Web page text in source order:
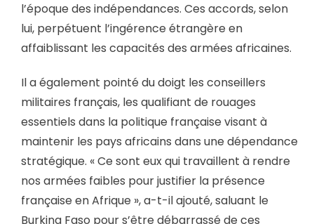
l’époque des indépendances. Ces accords, selon
lui, perpétuent l’ingérence étrangère en
affaiblissant les capacités des armées africaines.
Il a également pointé du doigt les conseillers
militaires français, les qualifiant de rouages
essentiels dans la politique française visant à
maintenir les pays africains dans une dépendance
stratégique. « Ce sont eux qui travaillent à rendre
nos armées faibles pour justifier la présence
française en Afrique », a-t-il ajouté, saluant le
Burkina Faso pour s’être débarrassé de ces